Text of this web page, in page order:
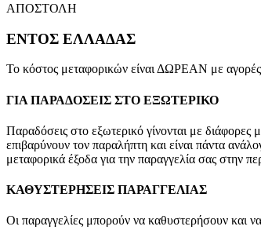
ΑΠΟΣΤΟΛΗ
ΕΝΤΟΣ ΕΛΛΑΔΑΣ
Το κόστος μεταφορικών είναι ΔΩΡΕΑΝ με
ΓΙΑ ΠΑΡΑΔΟΣΕΙΣ ΣΤΟ ΕΞΩΤΕΡΙΚΟ
Παραδόσεις στο εξωτερικό γίνονται με διάφορες
επιβαρύνουν τον παραλήπτη και είναι πάντα
μεταφορικά έξοδα για την παραγγελία σας στην
ΚΑΘΥΣΤΕΡΗΣΕΙΣ ΠΑΡΑΓΓΕΛΙΑΣ
Οι παραγγελίες μπορούν να καθυστερήσουν και